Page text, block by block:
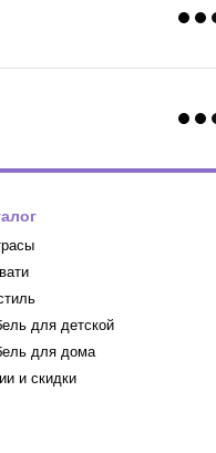
для детской
для дома
и скидки